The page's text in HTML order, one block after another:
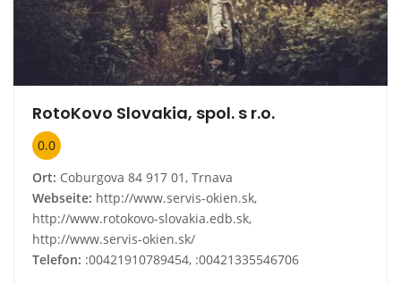
RotoKovo Slovakia, spol. s r.o.
0.0
Ort: Coburgova 84 917 01, Trnava
Webseite: http://www.servis-okien.sk,
http://www.rotokovo-slovakia.edb.sk,
http://www.servis-okien.sk/
Telefon: :00421910789454, :00421335546706